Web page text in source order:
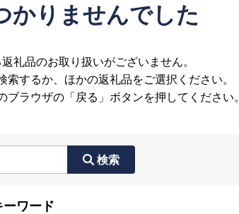
かりませんでした
礼品のお取り扱いがございません。
するか、ほかの返礼品をご選択ください。
ラウザの「戻る」ボタンを押してください。
検索
ワード